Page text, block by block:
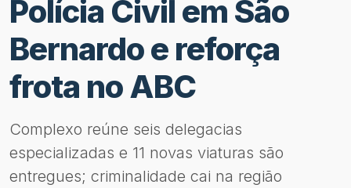
Polícia Civil em São
Bernardo e reforça
frota no ABC
Complexo reúne seis delegacias
especializadas e 11 novas viaturas são
entregues; criminalidade cai na região